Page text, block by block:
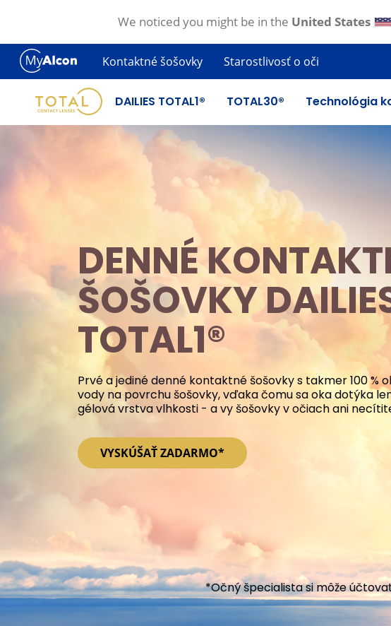
Skočiť
hlavný
obsah
Kontaktné šošovky Starostlivosť o oči
DAILIES TOTAL1® TOTAL30® Technológia
DENNÉ
ŠOŠOVKY
TOTAL1®
Prvé a jediné denné kontaktné šošovky s takmer 100 %
vody na povrchu šošovky, vďaka čomu sa oka dotýka
gélová vrstva vlhkosti - a vy šošovky v očiach ani
VYSKÚŠAŤ ZADARMO*
*Očný špecialista si môže
We noticed you might be in the United States